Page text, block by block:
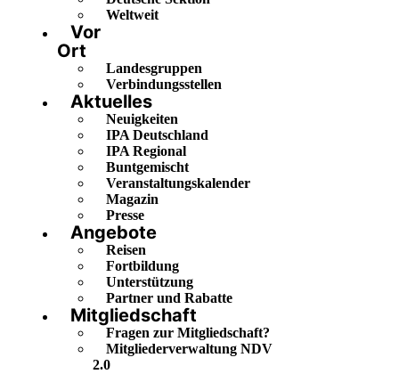
Weltweit
Vor
Ort
Landesgruppen
Verbindungsstellen
Aktuelles
Neuigkeiten
IPA Deutschland
IPA Regional
Buntgemischt
Veranstaltungskalender
Magazin
Presse
Angebote
Reisen
Fortbildung
Unterstützung
Partner und Rabatte
Mitgliedschaft
Fragen zur Mitgliedschaft?
Mitgliederverwaltung NDV
2.0